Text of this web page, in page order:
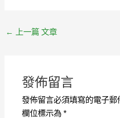
← 上一篇 文章
發佈留言
發佈留言必須填寫的電子郵
欄位標示為 *